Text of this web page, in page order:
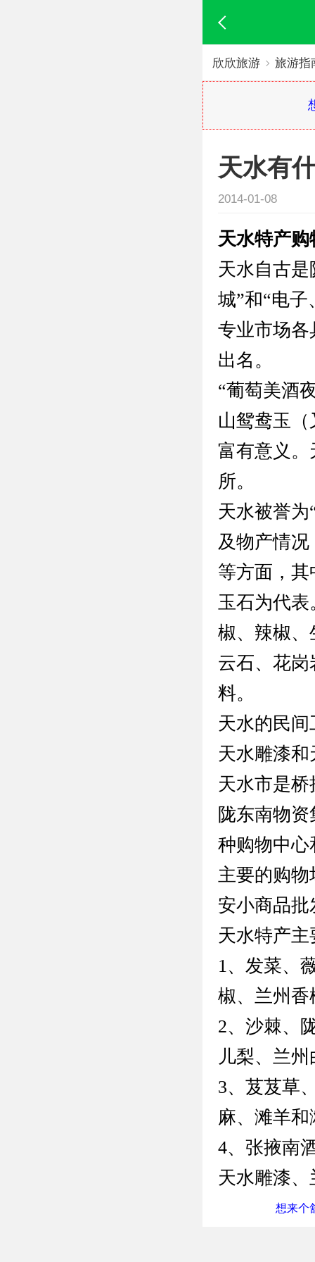
欣欣旅游 旅游指
天水有
2014-01-08
天水特产购
天水自古
城”和“电
专业市场各
出名。
“葡萄美酒
山鸳鸯玉
富有意义。
所。
天水被誉
及物产情
等方面，其
玉石为代
椒、辣椒、
云石、花
料。
天水的民
天水雕漆
天水市是
陇东南物
种购物中心
主要的购
安小商品
天水特产
1、发菜、
椒、兰州香
2、沙棘、
儿梨、兰
3、芨芨草
麻、滩羊
4、张掖南
天水雕漆
想来个